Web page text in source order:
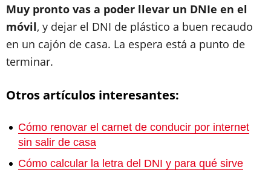
Muy pronto vas a poder llevar un DNIe en el
móvil, y dejar el DNI de plástico a buen recaudo
en un cajón de casa. La espera está a punto de
terminar.
Otros artículos interesantes:
Cómo renovar el carnet de conducir por internet
sin salir de casa
Cómo calcular la letra del DNI y para qué sirve